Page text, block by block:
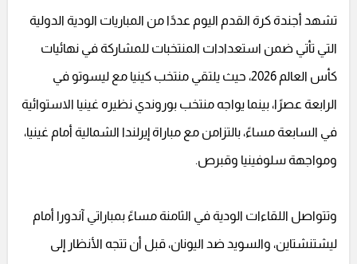
تشهد أجندة كرة القدم اليوم عددًا من المباريات الودية الدولية
التي تأتي ضمن استعدادات المنتخبات للمشاركة في نهائيات
كأس العالم 2026، حيث يلتقي منتخب كينيا مع ليسوتو في
الرابعة عصرًا، بينما يواجه منتخب بوروندي نظيره غينيا الاستوائية
في السابعة مساءً، بالتزامن مع مباراة إيرلندا الشمالية أمام غينيا،
ومواجهة سلوفينيا وقبرص.
وتتواصل اللقاءات الودية في الثامنة مساءً بمباراتي آندورا أمام
ليشتنشتاين، والسويد ضد اليونان، قبل أن تتجه الأنظار إلى